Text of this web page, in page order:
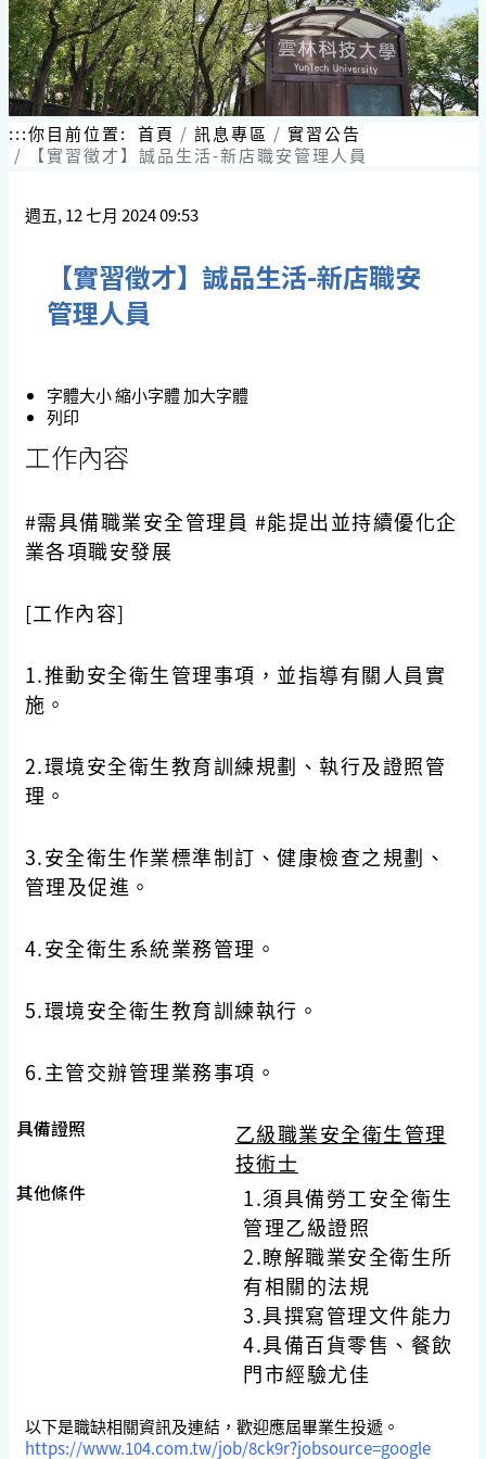
:::你目前位置: 首頁 訊息專區
實習公告
【實習徵才】誠品生活-新店職安管理人員
週五, 12 七月 2024 09:53
【實習徵才】誠品生活-新店職安
管理人員
字體大小縮小字體加大字體
列印
工作內容
#需具備職業安全管理員 #能提出並持續優化企
業各項職安發展
[工作內容]
1.推動安全衛生管理事項，並指導有關人員實
施。
2.環境安全衛生教育訓練規劃、執行及證照管
理。
3.安全衛生作業標準制訂、健康檢查之規劃、
管理及促進。
4.安全衛生系統業務管理。
5.環境安全衛生教育訓練執行。
6.主管交辦管理業務事項。
具備證照
乙級職業安全衛生管理
技術士
其他條件
1.須具備勞工安全衛生
管理乙級證照
2.瞭解職業安全衛生所
有相關的法規
3.具撰寫管理文件能力
4.具備百貨零售、餐飲
門市經驗尤佳
以下是職缺相關資訊及連結， 歡迎應屆畢業生投遞。
https://www.104.com.tw/job/8ck9r?jobsource=google